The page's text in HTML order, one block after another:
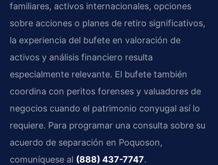
familiares, activos internacionales, opciones
sobre acciones o planes de retiro significativos,
la experiencia del bufete en valoración de
activos y análisis financiero resulta
especialmente relevante. El bufete también
coordina con peritos forenses y valuadores de
negocios cuando el patrimonio conyugal así lo
requiere. Para programar una consulta sobre su
acuerdo de separación en Poquoson,
comuníquese al (888) 437-7747.